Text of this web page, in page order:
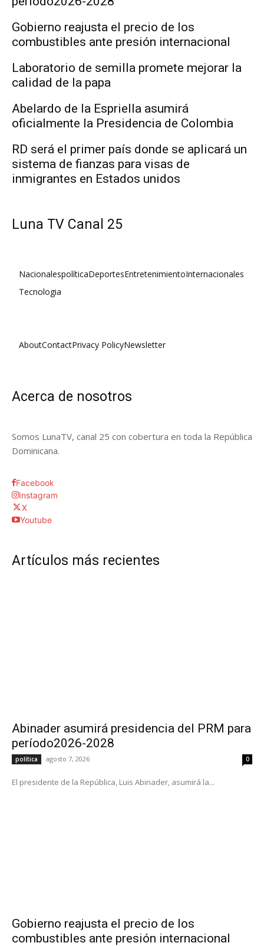
Gobierno reajusta el precio de los
combustibles ante presión internacional
Laboratorio de semilla promete mejorar la
calidad de la papa
Abelardo de la Espriella asumirá
oficialmente la Presidencia de Colombia
RD será el primer país donde se aplicará un
sistema de fianzas para visas de
inmigrantes en Estados unidos
Luna TV Canal 25
NacionalespolíticaDeportesEntretenimientoInternacionales
Tecnologia
AboutContactPrivacy PolicyNewsletter
Acerca de nosotros
Somos LunaTV, canal 25 con cobertura en toda la República
Dominicana.
Facebook
Instagram
X
Youtube
Artículos más recientes
Abinader asumirá presidencia del PRM para
período2026-2028
política agosto 7, 2026 0
El presidente de la República, Luis Abinader, asumirá la...
Gobierno reajusta el precio de los
combustibles ante presión internacional